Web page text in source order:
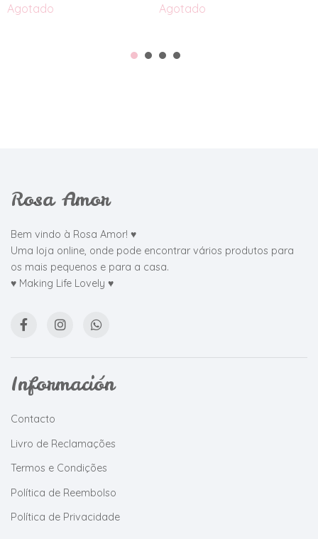
Agotado Agotado
Rosa Amor
Bem vindo à Rosa Amor! ♥
Uma loja online, onde pode encontrar vários produtos para
os mais pequenos e para a casa.
♥ Making Life Lovely ♥
Información
Contacto
Livro de Reclamações
Termos e Condições
Política de Reembolso
Política de Privacidade